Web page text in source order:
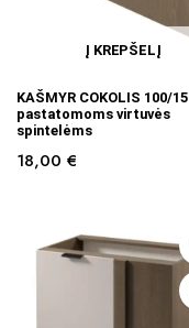
Į KREPŠELĮ
KAŠMYR COKOLIS 100/15
pastatomoms virtuvės
spintelėms
18,00 €